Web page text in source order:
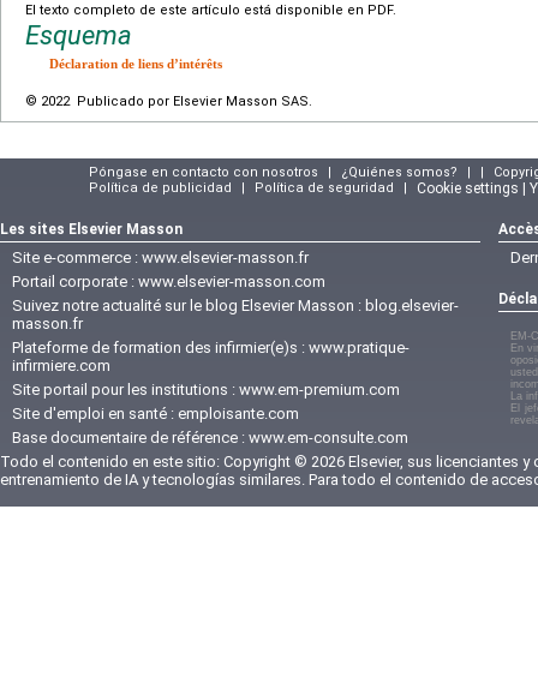
El texto completo de este artículo está disponible en PDF.
Esquema
Déclaration de liens d’intérêts
© 2022 Publicado por Elsevier Masson SAS.
Póngase en contacto con nosotros | ¿Quiénes somos? | |
Política de publicidad
| Política de seguridad | Cookie settings |
Les sites Elsevier Masson
Site e-commerce : www.elsevier-masson.fr
Portail corporate : www.elsevier-masson.com
Suivez notre actualité sur le blog Elsevier Masson : blog.elsevier-
masson.fr
Plateforme de formation des infirmier(e)s : www.pratique-
infirmiere.com
Site portail pour les institutions : www.em-premium.com
Site d'emploi en santé : emploisante.com
Base documentaire de référence : www.em-consulte.com
EM-
En
La
El
Todo el contenido en este sitio: Copyright © 2026 Elsevier, sus licenciantes
entrenamiento de IA y tecnologías similares. Para todo el contenido de